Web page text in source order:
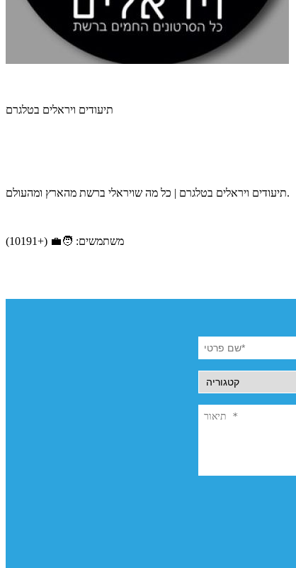
תיעודים ויראלים בטלגרם
תיעודים ויראלים בטלגרם | כל מה שויראלי ברשת מהארץ ומהעולם.
משתמשים: 🧑‍💼 (+10191)